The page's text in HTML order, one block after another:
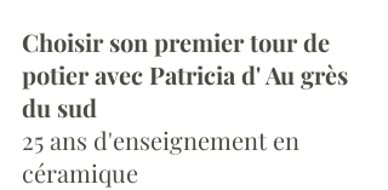
Choisir son premier tour de
potier avec Patricia d' Au grès
du sud
25 ans d'enseignement en
céramique